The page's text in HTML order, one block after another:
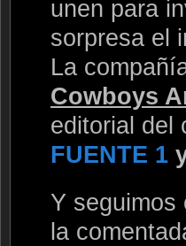
unen para
sorpresa el
La
Cowboys
editorial del
FUENTE 1
Y seguimos
la